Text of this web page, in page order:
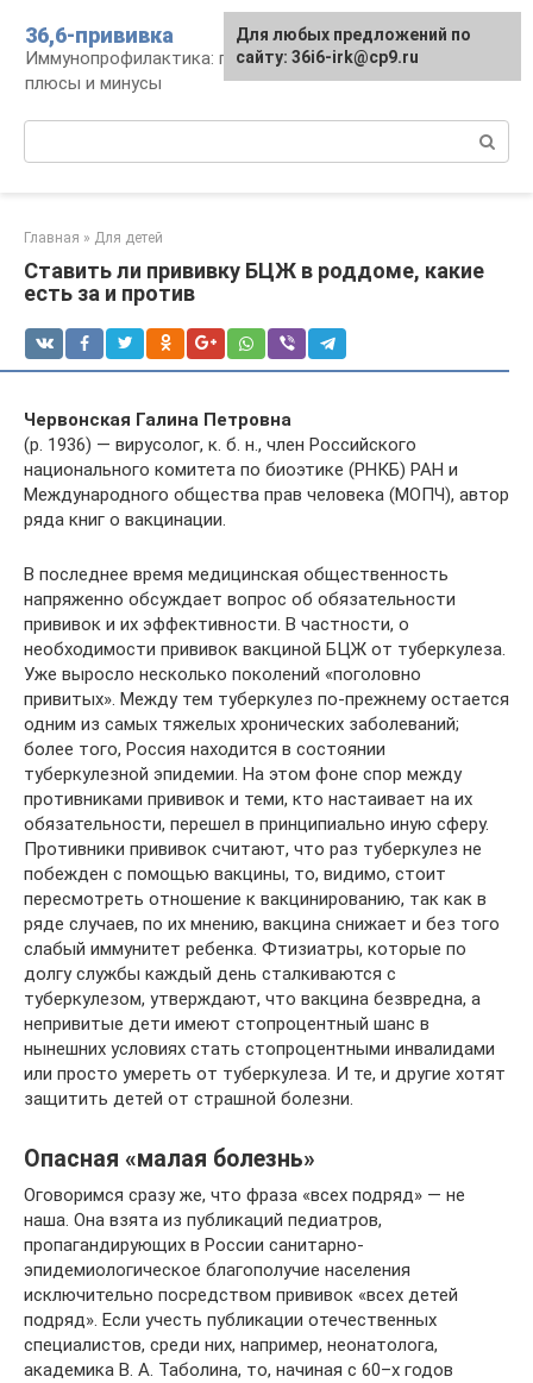
контенту
36,6-прививка
Иммунопрофилактика: график, препараты,
плюсы и минусы
Главная » Для детей
Ставить ли прививку БЦЖ в роддоме, какие
есть за и против
Червонская Галина Петровна
(р. 1936) — вирусолог, к. б. н., член Российского
национального комитета по биоэтике (РНКБ) РАН и
Международного общества прав человека (МОПЧ), автор
ряда книг о вакцинации.
В последнее время медицинская общественность
напряженно обсуждает вопрос об обязательности
прививок и их эффективности. В частности, о
необходимости прививок вакциной БЦЖ от туберкулеза.
Уже выросло несколько поколений «поголовно
привитых». Между тем туберкулез по-прежнему остается
одним из самых тяжелых хронических заболеваний;
более того, Россия находится в состоянии
туберкулезной эпидемии. На этом фоне спор между
противниками прививок и теми, кто настаивает на их
обязательности, перешел в принципиально иную сферу.
Противники прививок считают, что раз туберкулез не
побежден с помощью вакцины, то, видимо, стоит
пересмотреть отношение к вакцинированию, так как в
ряде случаев, по их мнению, вакцина снижает и без того
слабый иммунитет ребенка. Фтизиатры, которые по
долгу службы каждый день сталкиваются с
туберкулезом, утверждают, что вакцина безвредна, а
непривитые дети имеют стопроцентный шанс в
нынешних условиях стать стопроцентными инвалидами
или просто умереть от туберкулеза. И те, и другие хотят
защитить детей от страшной болезни.
Опасная «малая болезнь»
Оговоримся сразу же, что фраза «всех подряд» — не
наша. Она взята из публикаций педиатров,
пропагандирующих в России санитарно-
эпидемиологическое благополучие населения
исключительно посредством прививок «всех детей
подряд». Если учесть публикации отечественных
специалистов, среди них, например, неонатолога,
академика В. А. Таболина, то, начиная с 60–х годов
Для любых предложений по
сайту: 36i6-irk@cp9.ru